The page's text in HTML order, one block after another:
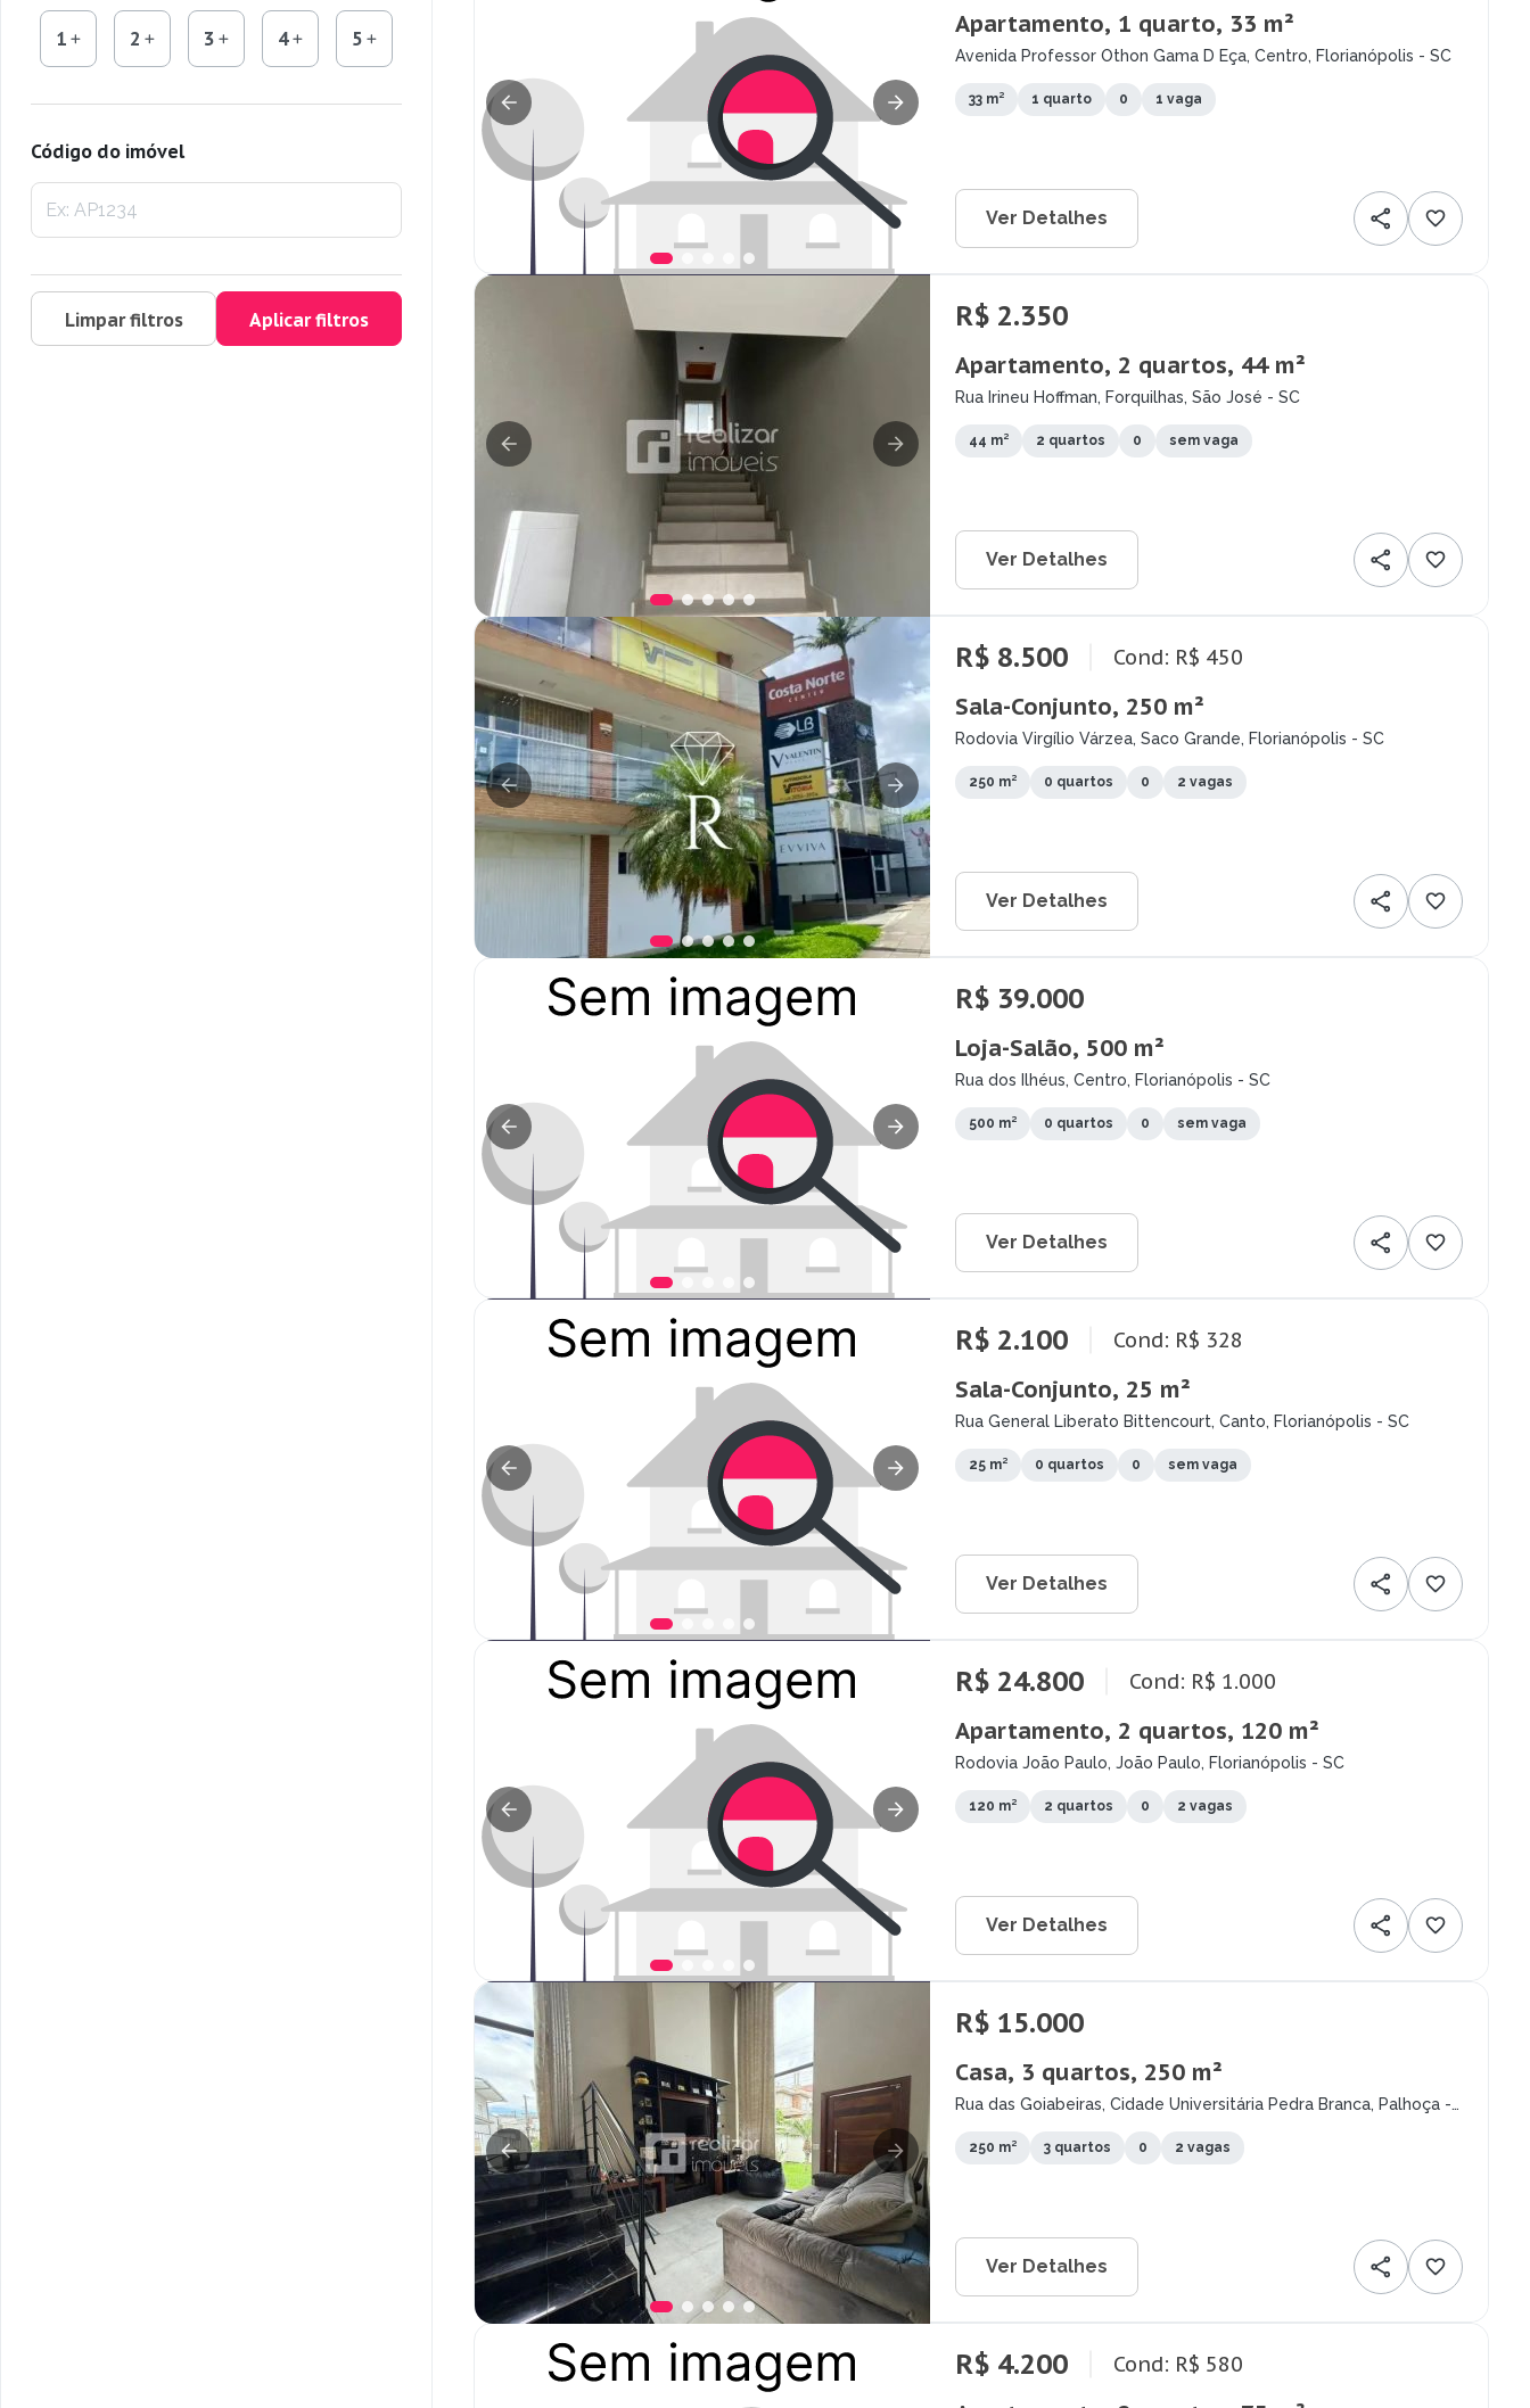
1 2 3 4 5
Código do imóvel
Limpar filtros Aplicar filtros
Apartamento, 1 quarto, 33 m²
Avenida Professor Othon Gama D Eça, Centro, Florianópolis - SC
33 m² 1 quarto 0 1 vaga
Ver Detalhes
R$ 2.350
Apartamento, 2 quartos, 44 m²
Rua Irineu Hoffman, Forquilhas, São José - SC
44 m² 2 quartos 0 sem vaga
Ver Detalhes
R$ 8.500 Cond: R$ 450
Sala-Conjunto, 250 m²
Rodovia Virgílio Várzea, Saco Grande, Florianópolis - SC
250 m² 0 quartos 0 2 vagas
Ver Detalhes
R$ 39.000
Loja-Salão, 500 m²
Rua dos Ilhéus, Centro, Florianópolis - SC
500 m² 0 quartos 0 sem vaga
Ver Detalhes
R$ 2.100 Cond: R$ 328
Sala-Conjunto, 25 m²
Rua General Liberato Bittencourt, Canto, Florianópolis - SC
25 m² 0 quartos 0 sem vaga
Ver Detalhes
R$ 24.800 Cond: R$ 1.000
Apartamento, 2 quartos, 120 m²
Rodovia João Paulo, João Paulo, Florianópolis - SC
120 m² 2 quartos 0 2 vagas
Ver Detalhes
R$ 15.000
Casa, 3 quartos, 250 m²
Rua das Goiabeiras, Cidade Universitária Pedra Branca, Palhoça -
250 m² 3 quartos 0 2 vagas
Ver Detalhes
R$ 4.200 Cond: R$ 580